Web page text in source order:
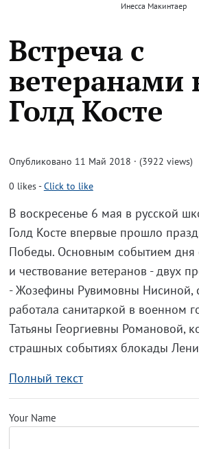
Инесса Макинтаер
Встреча с
ветеранами
Голд Косте
Опубликовано 11 Май 2018 · (3922 views)
0 likes-Click to like
В воскресенье 6 мая в русской
Голд Косте впервые прошло
Победы. Основным событием дня
и чествование ветеранов - двух
- Жозефины Рувимовны Нисиной,
работала санитаркой в военном
Татьяны Георгиевны Романовой,
страшных событиях блокады
Полный текст
Your Name